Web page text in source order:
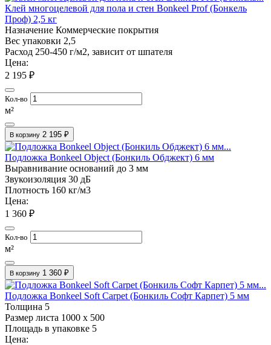
Клей многоцелевой для пола и стен Bonkeel Prof (Бонкель
Проф) 2,5 кг
Назначение Коммерческие покрытия
Вес упаковки 2,5
Расход 250-450 г/м2, зависит от шпателя
Цена:
2 195 ₽
Кол-во
м²
В корзину 2 195 ₽
Подложка Bonkeel Object (Бонкиль Обджект) 6 мм
Выравнивание оснований до 3 мм
Звукоизоляция 30 дБ
Плотность 160 кг/м3
Цена:
1 360 ₽
Кол-во
м²
В корзину 1 360 ₽
Подложка Bonkeel Soft Carpet (Бонкиль Софт Карпет) 5 мм
Толщина 5
Размер листа 1000 х 500
Площадь в упаковке 5
Цена: